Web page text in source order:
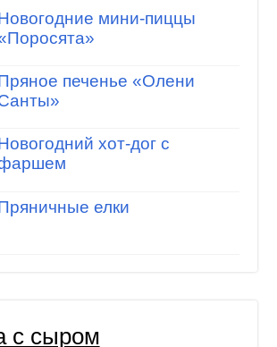
мини-пиццы
печенье «Олени
хот-дог с
елки
с сыром